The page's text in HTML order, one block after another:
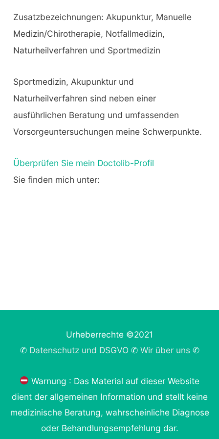
Zusatzbezeichnungen: Akupunktur, Manuelle
Medizin/Chirotherapie, Notfallmedizin,
Naturheilverfahren und Sportmedizin
Sportmedizin, Akupunktur und
Naturheilverfahren sind neben einer
ausführlichen Beratung und umfassenden
Vorsorgeuntersuchungen meine Schwerpunkte.
Überprüfen Sie mein Doctolib-Profil
Sie finden mich unter:
Urheberrechte ©2021
✆ Datenschutz und DSGVO ✆ Wir über uns✆
Warnung : Das Material auf dieser Website
dient der allgemeinen Information und stellt keine
medizinische Beratung, wahrscheinliche Diagnose
oder Behandlungsempfehlung dar.